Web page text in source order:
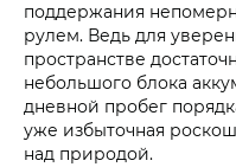
поддержания
рулем. Ведь для
пространстве
небольшого блока
дневной пробег
уже избыточная
над природой.